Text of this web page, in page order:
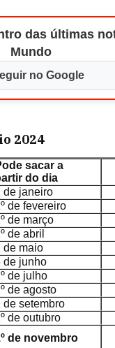
das últimas
Mundo
no Google
2024
sacar a
do dia
de janeiro
de fevereiro
de março
de abril
de maio
de junho
de julho
de agosto
de setembro
de outubro
de novembro